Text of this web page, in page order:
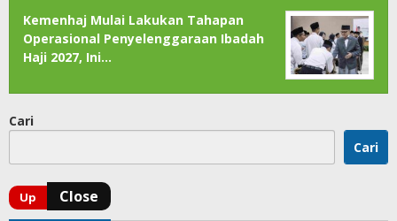
Kemenhaj Mulai Lakukan Tahapan
Operasional Penyelenggaraan Ibadah
Haji 2027, Ini…
Cari
Cari